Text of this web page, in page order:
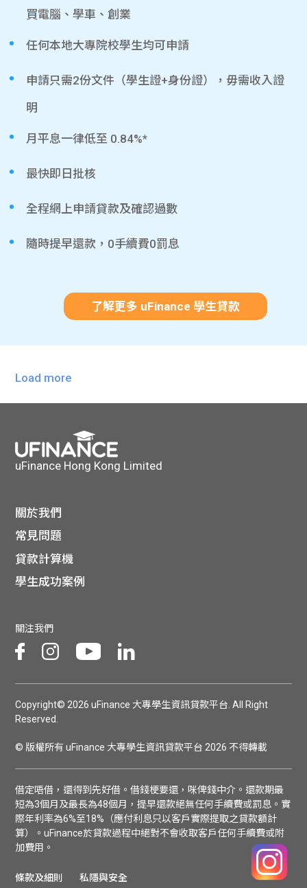
買電腦、學車、創業
任何本地大專院校學生均可申請
申請只需2份文件（學生證+身份證），毋需收入證
明
月平息一律低至 0.84%*
最快即日批核
全程網上申請貸款及確認過數
隨時提早還款，0手續費0罰息
了解更多 uFinance 學生貸款
Load more
uFinance Hong Kong Limited
關於我們
常見問題
貸款計算機
學生成功案例
關注我們
Copyright© 2026 uFinance 大專學生資訊貸款平台. All Right
Reserved.
© 版權所有 uFinance 大專學生資訊貸款平台 2026 不得轉載
借定唔借，還得到先好借。借錢梗要還，咪俾錢中介。還款期最
短為3個月及最長為48個月，提早還款絕無任何手續費或罰息。實
際年利率為6%至18%（應付利息只以客戶實際提取之貸款額計
算）。uFinance於貸款過程中絕對不會收取客戶任何手續費或附
加費用。
條款及細則 私隱與安全